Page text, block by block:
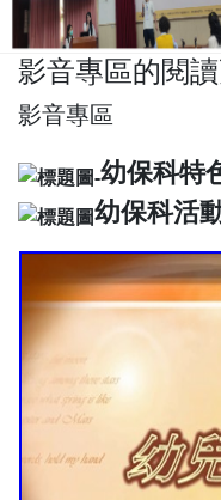
影音專區的閱
影音專區
幼保科特
幼保科活